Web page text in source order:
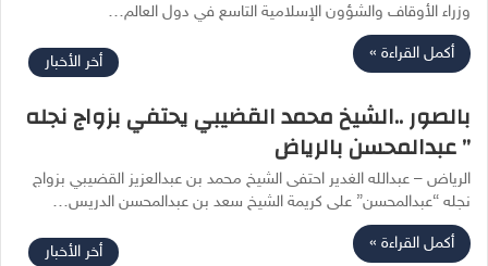
وزراء الأوقاف والشؤون الإسلامية التاسع في دول العالم…
أكمل القراءة » أخر الأخبار
بالصور ..الشيخ محمد القضيبي يحتفي بزواج نجله
” عبدالمحسن بالرياض
الرياض – عبدالله الغدير احتفى الشيخ محمد بن عبدالعزيز القضيبي بزواج
نجله “عبدالمحسن” على كريمة الشيخ سعد بن عبدالمحسن الدريس…
أكمل القراءة » أخر الأخبار